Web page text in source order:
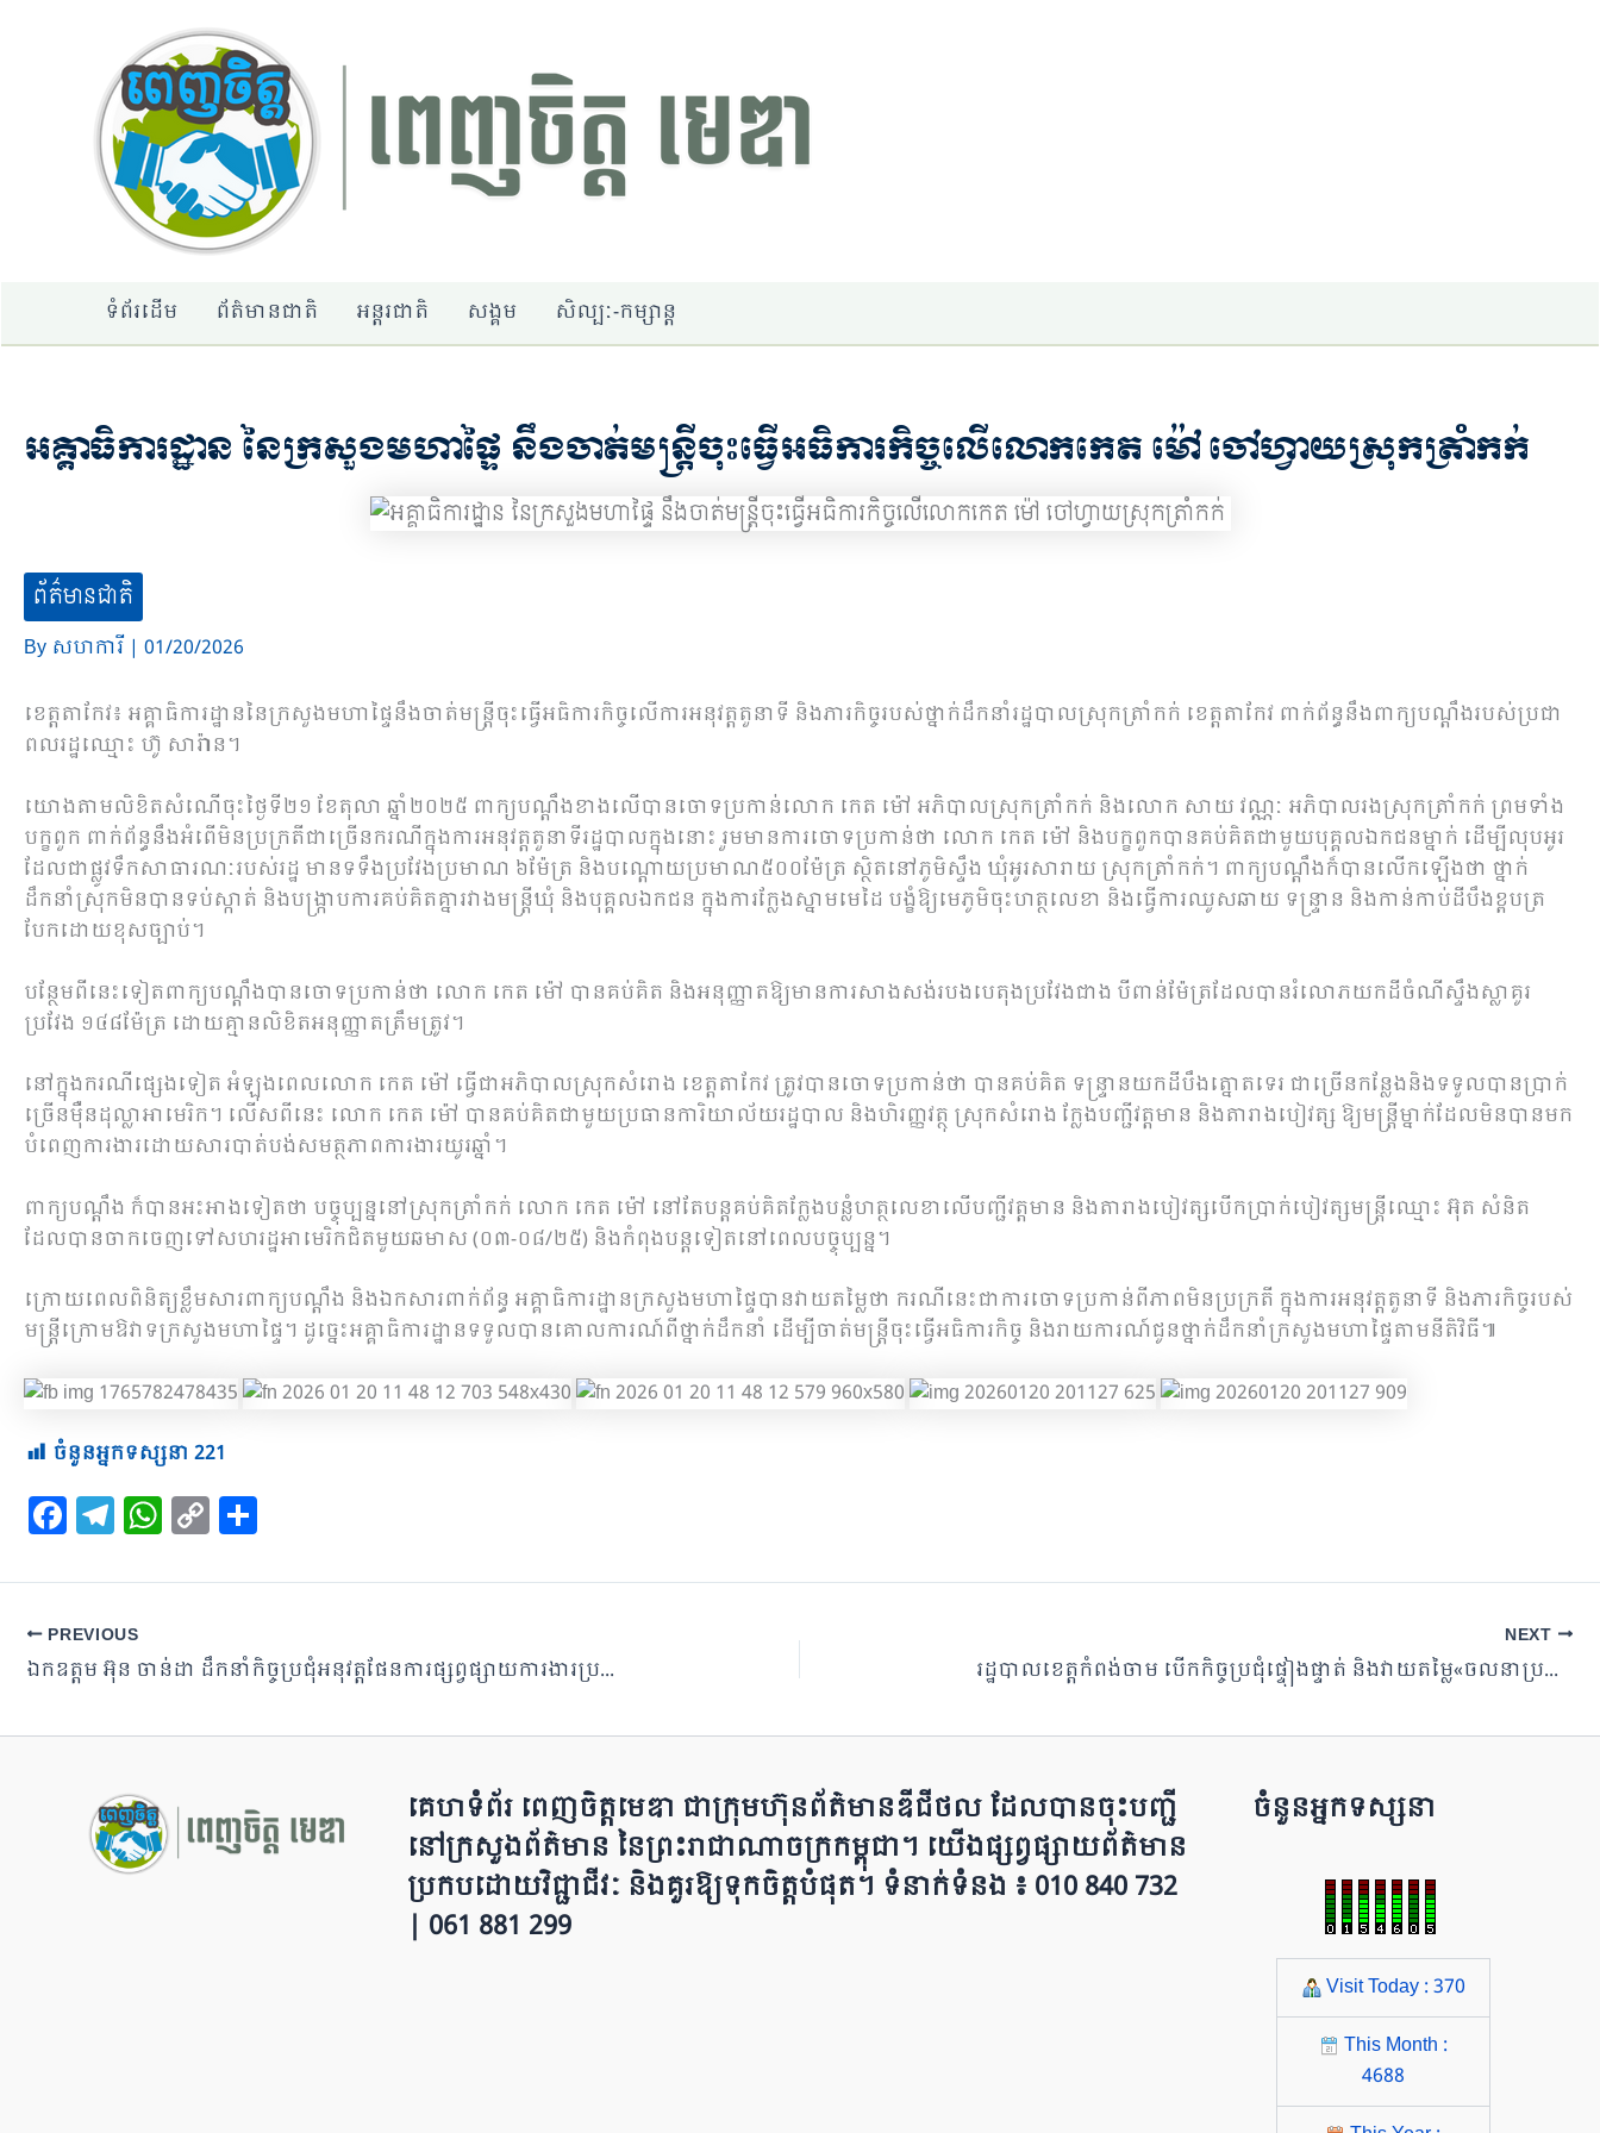
ទំព័រដើម ព័ត៌មានជាតិ អន្តរជាតិ សង្គម សិល្បៈ-កម្សាន្ត
អគ្គាធិការដ្ឋាន នៃក្រសួងមហាផ្ទៃ នឹងចាត់មន្ត្រីចុះធ្វើអធិការកិច្ចលើលោកកេត ម៉ៅ ចៅហ្វាយស្រុកត្រាំកក់
ព័ត៌មានជាតិ
By សហការី | 01/20/2026
ខេត្តតាកែវ៖ អគ្គាធិការដ្ឋាននៃក្រសួងមហាផ្ទៃនឹងចាត់មន្ត្រីចុះធ្វើអធិការកិច្ចលើការអនុវត្តតួនាទី និងភារកិច្ចរបស់ថ្នាក់ដឹកនាំរដ្ឋបាលស្រុកត្រាំកក់ ខេត្តតាកែវ ពាក់ព័ន្ធនឹងពាក្យបណ្តឹងរបស់ប្រជា
ពលរដ្ឋឈ្មោះ ហ៊ូ សារ៉ាន។
យោងតាមលិខិតសំណើចុះថ្ងៃទី២១ ខែតុលា ឆ្នាំ២០២៥ ពាក្យបណ្តឹងខាងលើបានចោទប្រកាន់លោក កេត ម៉ៅ អភិបាលស្រុកត្រាំកក់ និងលោក សាយ វណ្ណៈ អភិបាលរងស្រុកត្រាំកក់ ព្រមទាំង
បក្ខពួក ពាក់ព័ន្ធនឹងអំពើមិនប្រក្រតីជាច្រើនករណីក្នុងការអនុវត្តតួនាទីរដ្ឋបាលក្នុងនោះ រួមមានការចោទប្រកាន់ថា លោក កេត ម៉ៅ និងបក្ខពួកបានគប់គិតជាមួយបុគ្គលឯកជនម្នាក់ ដើម្បីលុបអូរ
ដែលជាផ្លូវទឹកសាធារណៈរបស់រដ្ឋ មានទទឹងប្រវែងប្រមាណ ៦ម៉ែត្រ និងបណ្តោយប្រមាណ៥០០ម៉ែត្រ ស្ថិតនៅភូមិស្ទឹង ឃុំអូរសារាយ ស្រុកត្រាំកក់។ ពាក្យបណ្តឹងក៏បានលើកឡើងថា ថ្នាក់
ដឹកនាំស្រុកមិនបានទប់ស្កាត់ និងបង្ក្រាបការគប់គិតគ្នារវាងមន្ត្រីឃុំ និងបុគ្គលឯកជន ក្នុងការក្លែងស្នាមមេដៃ បង្ខំឱ្យមេភូមិចុះហត្ថលេខា និងធ្វើការឈូសឆាយ ទន្ទ្រាន និងកាន់កាប់ដីបឹងខ្ពបត្រ
បែកដោយខុសច្បាប់។
បន្ថែមពីនេះទៀតពាក្យបណ្ដឹងបានចោទប្រកាន់ថា លោក កេត ម៉ៅ បានគប់គិត និងអនុញ្ញាតឱ្យមានការសាងសង់របងបេតុងប្រវែងជាង បីពាន់ម៉ែត្រដែលបានរំលោភយកដីចំណីស្ទឹងស្លាគូរ
ប្រវែង ១៤៨ម៉ែត្រ ដោយគ្មានលិខិតអនុញ្ញាតត្រឹមត្រូវ។
នៅក្នុងករណីផ្សេងទៀត អំឡុងពេលលោក កេត ម៉ៅ ធ្វើជាអភិបាលស្រុកសំរោង ខេត្តតាកែវ ត្រូវបានចោទប្រកាន់ថា បានគប់គិត ទន្រ្ទានយកដីបឹងត្នោតទេរ ជាច្រើនកន្លែងនិងទទួលបានប្រាក់
ច្រើនម៉ឺនដុល្លាអាមេរិក។ លើសពីនេះ លោក កេត ម៉ៅ បានគប់គិតជាមួយប្រធានការិយាល័យរដ្ឋបាល និងហិរញ្ញវត្ថុ ស្រុកសំរោង ក្លែងបញ្ជីវត្តមាន និងតារាងបៀវត្ស ឱ្យមន្ត្រីម្នាក់ដែលមិនបានមក
បំពេញការងារដោយសារបាត់បង់សមត្ថភាពការងារយូរឆ្នាំ។
ពាក្យបណ្ដឹង ក៏បានអះអាងទៀតថា បច្ចុប្បន្ននៅស្រុកត្រាំកក់ លោក កេត ម៉ៅ នៅតែបន្តគប់គិតក្លែងបន្លំហត្ថលេខាលើបញ្ជីវត្តមាន និងតារាងបៀវត្សបើកប្រាក់បៀវត្សមន្ត្រីឈ្មោះ អ៊ុត សំនិត
ដែលបានចាកចេញទៅសហរដ្ឋអាមេរិកជិតមួយឆមាស (០៣-០៨/២៥) និងកំពុងបន្តទៀតនៅពេលបច្ចុប្បន្ន។
ក្រោយពេលពិនិត្យខ្លឹមសារពាក្យបណ្តឹង និងឯកសារពាក់ព័ន្ធ អគ្គាធិការដ្ឋានក្រសួងមហាផ្ទៃបានវាយតម្លៃថា ករណីនេះជាការចោទប្រកាន់ពីភាពមិនប្រក្រតី ក្នុងការអនុវត្តតួនាទី និងភារកិច្ចរបស់
មន្ត្រីក្រោមឱវាទក្រសួងមហាផ្ទៃ។ ដូច្នេះអគ្គាធិការដ្ឋានទទួលបានគោលការណ៍ពីថ្នាក់ដឹកនាំ ដើម្បីចាត់មន្ត្រីចុះធ្វើអធិការកិច្ច និងរាយការណ៍ជូនថ្នាក់ដឹកនាំក្រសួងមហាផ្ទៃតាមនីតិវិធី៕
ចំនួនអ្នកទស្សនា 221
F
a
c
e
b
o
o
T
el
e
gr
a
W
h
at
A
p
C
o
p
Li
k
ar
PREVIOUS
ឯកឧត្តម អ៊ុន ចាន់ដា ដឹកនាំកិច្ចប្រជុំអនុវត្តផែនការផ្សព្វផ្សាយការងារប្រយុទ្ធប្រឆាំងបទល្មើសឆបោកតាមប្រព័ន្ធបច្ចេកវិទ្យា ស្កែមអនឡាញ (Online Scams)
NEXT
រដ្ឋបាលខេត្តកំពង់ចាម បើកកិច្ចប្រជុំផ្ទៀងផ្ទាត់ និងវាយតម្លៃ«ចលនាប្រឡងប្រណាំងទីក្រុងស្អាតលើកទី៤»បេក្ខភាព ក្រុងកំពង់ចាម
គេហទំព័រ ពេញចិត្តមេឌា ជា​ក្រុ​​​​​ម​​​ហ៊ុន​ព័ត៌មាន​ឌីជីថល ដែ​លបា​ន​​ចុះបញ្ជី
នៅក្រសួងព័ត៌មាន នៃ​​​​ព្រះរាជាណាចក្រ​ក​ម្ពុជា។ យើ​ង​​​​​ផ្សព្វផ្សាយព័​ត៌​មា​​​​ន
ប្រក​ប​ដោ​​​​​​យ​វិជ្ជាជីវៈ និ​ងគួរ​ឱ្យ​ទុកចិត្ត​បំ​ផុត។ ទំនាក់ទំនង ៖ 010 840 732
| 0​​​​​61 881 299
ចំនួនអ្នកទស្សនា
Visit Today : 370
This Month :
4688